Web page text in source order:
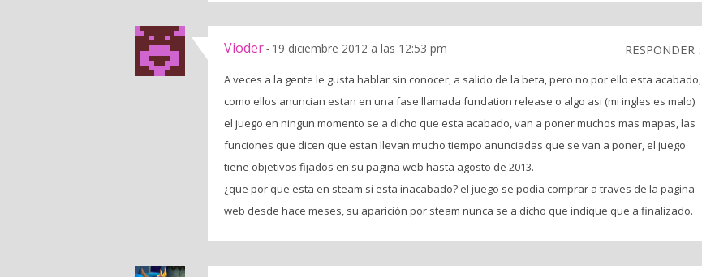
Vioder- 19 diciembre 2012 a las 12:53 pm RESPONDER ↓
A veces a la gente le gusta hablar sin conocer, a salido de la beta, pero no por ello esta acabado,
como ellos anuncian estan en una fase llamada fundation release o algo asi (mi ingles es malo).
el juego en ningun momento se a dicho que esta acabado, van a poner muchos mas mapas, las
funciones que dicen que estan llevan mucho tiempo anunciadas que se van a poner, el juego
tiene objetivos fijados en su pagina web hasta agosto de 2013.
¿que por que esta en steam si esta inacabado? el juego se podia comprar a traves de la pagina
web desde hace meses, su aparición por steam nunca se a dicho que indique que a finalizado.